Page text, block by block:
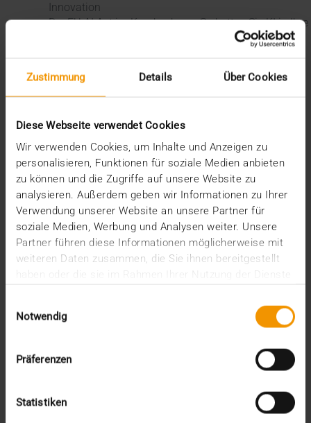
Zustimmung Details Über Cookies
Diese Webseite verwendet Cookies
Wir verwenden Cookies, um Inhalte und Anzeigen zu
personalisieren, Funktionen für soziale Medien anbieten
zu können und die Zugriffe auf unsere Website zu
analysieren. Außerdem geben wir Informationen zu Ihrer
Verwendung unserer Website an unsere Partner für
soziale Medien, Werbung und Analysen weiter. Unsere
Partner führen diese Informationen möglicherweise mit
weiteren Daten zusammen, die Sie ihnen bereitgestellt
Notwendig
Präferenzen
Statistiken
Innovation
Der EU AI Act im Krankenhaus: So betten Sie KI in Ihre
So kommen Dokumente automatisch in die ePA
Ein Dutzend Gütesiegel
CSR
Events
Intern
Kolumne
News
Overview
Presse
Standard Echo
Archiv
2026
Mai (3)